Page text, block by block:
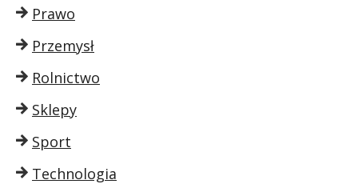
Prawo
Przemysł
Rolnictwo
Sklepy
Sport
Technologia